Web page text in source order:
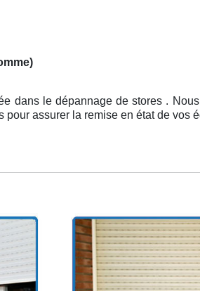
dans le dépannage de stores .
assurer la remise en état de vos